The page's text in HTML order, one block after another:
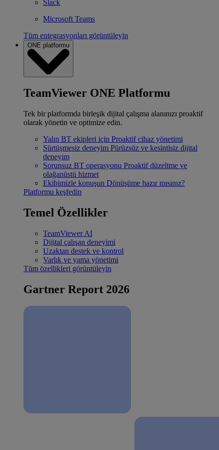
Slack
Microsoft Teams
Tüm entegrasyonları görüntüleyin
ONE platformu
TeamViewer ONE Platformu
Tek bir platformda birleşik dijital çalışma alanınızı proaktif
olarak yönetin ve optimize edin.
Yalın BT ekipleri için Proaktif cihaz yönetimi
Sürtüşmesiz deneyim Pürüzsüz ve kesintisiz dijital
deneyim
Sorunsuz BT operasyonu Proaktif düzeltme ve
olağanüstü hizmet
Ekibimizle konuşun Dönüşüme hazır mısınız?
Platformu keşfedin
Temel Özellikler
TeamViewer AI
Dijital çalışan deneyimi
Uzaktan destek ve kontrol
Varlık ve yama yönetimi
Tüm özellikleri görüntüleyin
Gartner Report 2026